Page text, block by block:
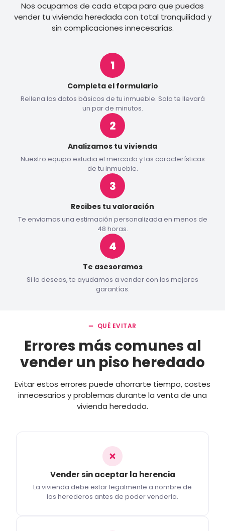
Nos ocupamos de cada etapa para que puedas
vender tu vivienda heredada con total tranquilidad y
sin complicaciones innecesarias.
Completa el formulario
Rellena los datos básicos de tu inmueble. Solo te llevará
un par de minutos.
Analizamos tu vivienda
Nuestro equipo estudia el mercado y las características
de tu inmueble.
Recibes tu valoración
Te enviamos una estimación personalizada en menos de
48 horas.
Te asesoramos
Si lo deseas, te ayudamos a vender con las mejores
garantías.
QUÉ EVITAR
Errores más comunes al
vender un piso heredado
Evitar estos errores puede ahorrarte tiempo, costes
innecesarios y problemas durante la venta de una
vivienda heredada.
Vender sin aceptar la herencia
La vivienda debe estar legalmente a nombre de
los herederos antes de poder venderla.